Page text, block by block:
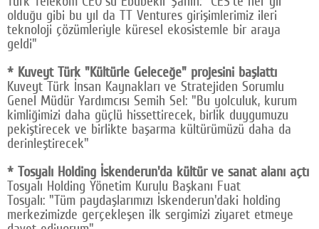
olduğu gibi bu yıl da TT Ventures girişimlerimiz ileri
teknoloji çözümleriyle küresel ekosistemle bir araya
geldi"
* Kuveyt Türk "Kültürle Geleceğe" projesini başlattı
Kuveyt Türk İnsan Kaynakları ve Stratejiden Sorumlu
Genel Müdür Yardımcısı Semih Sel: "Bu yolculuk, kurum
kimliğimizi daha güçlü hissettirecek, birlik duygumuzu
pekiştirecek ve birlikte başarma kültürümüzü daha da
derinleştirecek"
* Tosyalı Holding İskenderun'da kültür ve sanat alanı açtı
Tosyalı Holding Yönetim Kurulu Başkanı Fuat
Tosyalı: "Tüm paydaşlarımızı İskenderun'daki holding
merkezimizde gerçekleşen ilk sergimizi ziyaret etmeye